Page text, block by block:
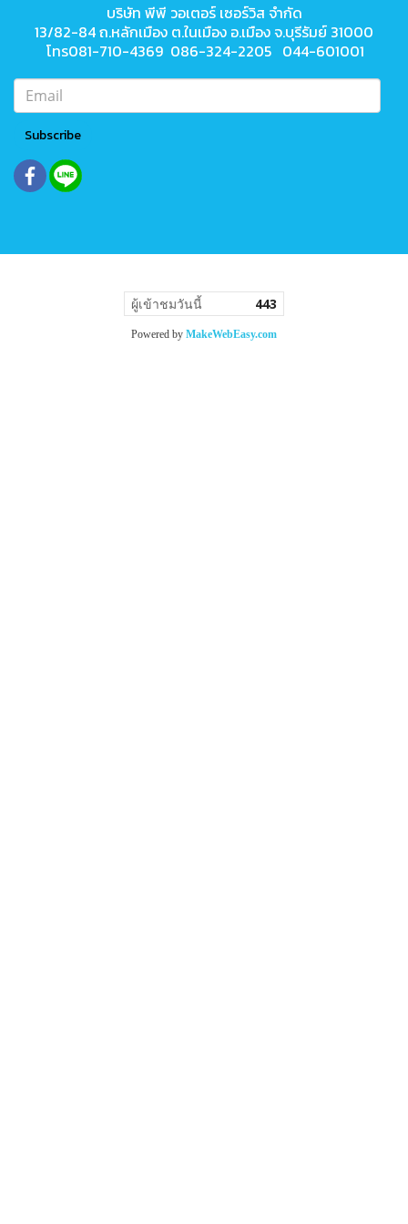
บริษัท พีพี วอเตอร์ เซอร์วิส จำกัด
13/82-84 ถ.หลักเมือง ต.ในเมือง อ.เมือง จ.บุรีรัมย์ 31000
โทร081-710-4369 086-324-2205 044-601001
Subscribe
ผู้เข้าชมวันนี้ 443
Powered by MakeWebEasy.com